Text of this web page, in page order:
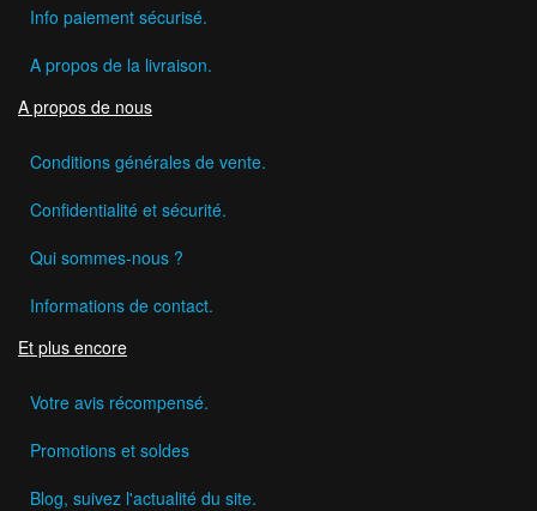
Info paiement sécurisé.
A propos de la livraison.
A propos de nous
Conditions générales de vente.
Confidentialité et sécurité.
Qui sommes-nous ?
Informations de contact.
Et plus encore
Votre avis récompensé.
Promotions et soldes
Blog, suivez l'actualité du site.